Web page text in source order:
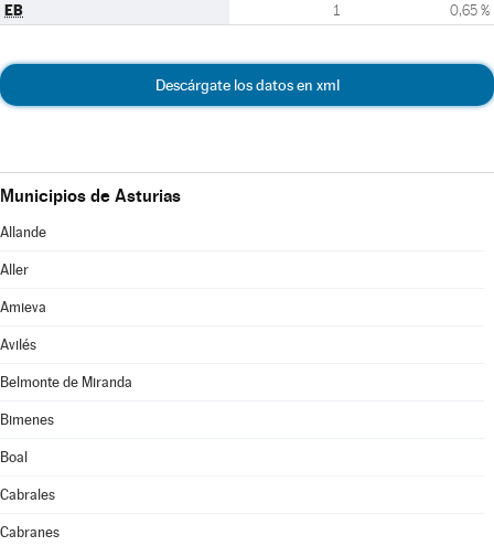
EB 1 0,65 %
Descárgate los datos en xml
Municipios de Asturias
Allande
Aller
Amieva
Avilés
Belmonte de Miranda
Bimenes
Boal
Cabrales
Cabranes